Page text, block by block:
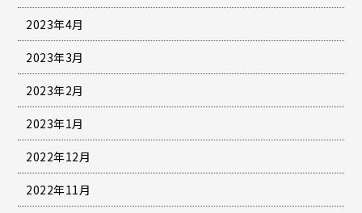
2023年4月
2023年3月
2023年2月
2023年1月
2022年12月
2022年11月